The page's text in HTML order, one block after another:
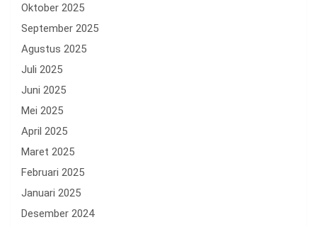
Oktober 2025
September 2025
Agustus 2025
Juli 2025
Juni 2025
Mei 2025
April 2025
Maret 2025
Februari 2025
Januari 2025
Desember 2024